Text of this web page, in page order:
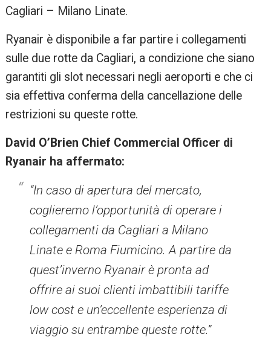
Cagliari – Milano Linate.
Ryanair è disponibile a far partire i collegamenti
sulle due rotte da Cagliari, a condizione che siano
garantiti gli slot necessari negli aeroporti e che ci
sia effettiva conferma della cancellazione delle
restrizioni su queste rotte.
David O’Brien Chief Commercial Officer di
Ryanair ha affermato:
“In caso di apertura del mercato,
coglieremo l’opportunità di operare i
collegamenti da Cagliari a Milano
Linate e Roma Fiumicino. A partire da
quest’inverno Ryanair è pronta ad
offrire ai suoi clienti imbattibili tariffe
low cost e un’eccellente esperienza di
viaggio su entrambe queste rotte.”